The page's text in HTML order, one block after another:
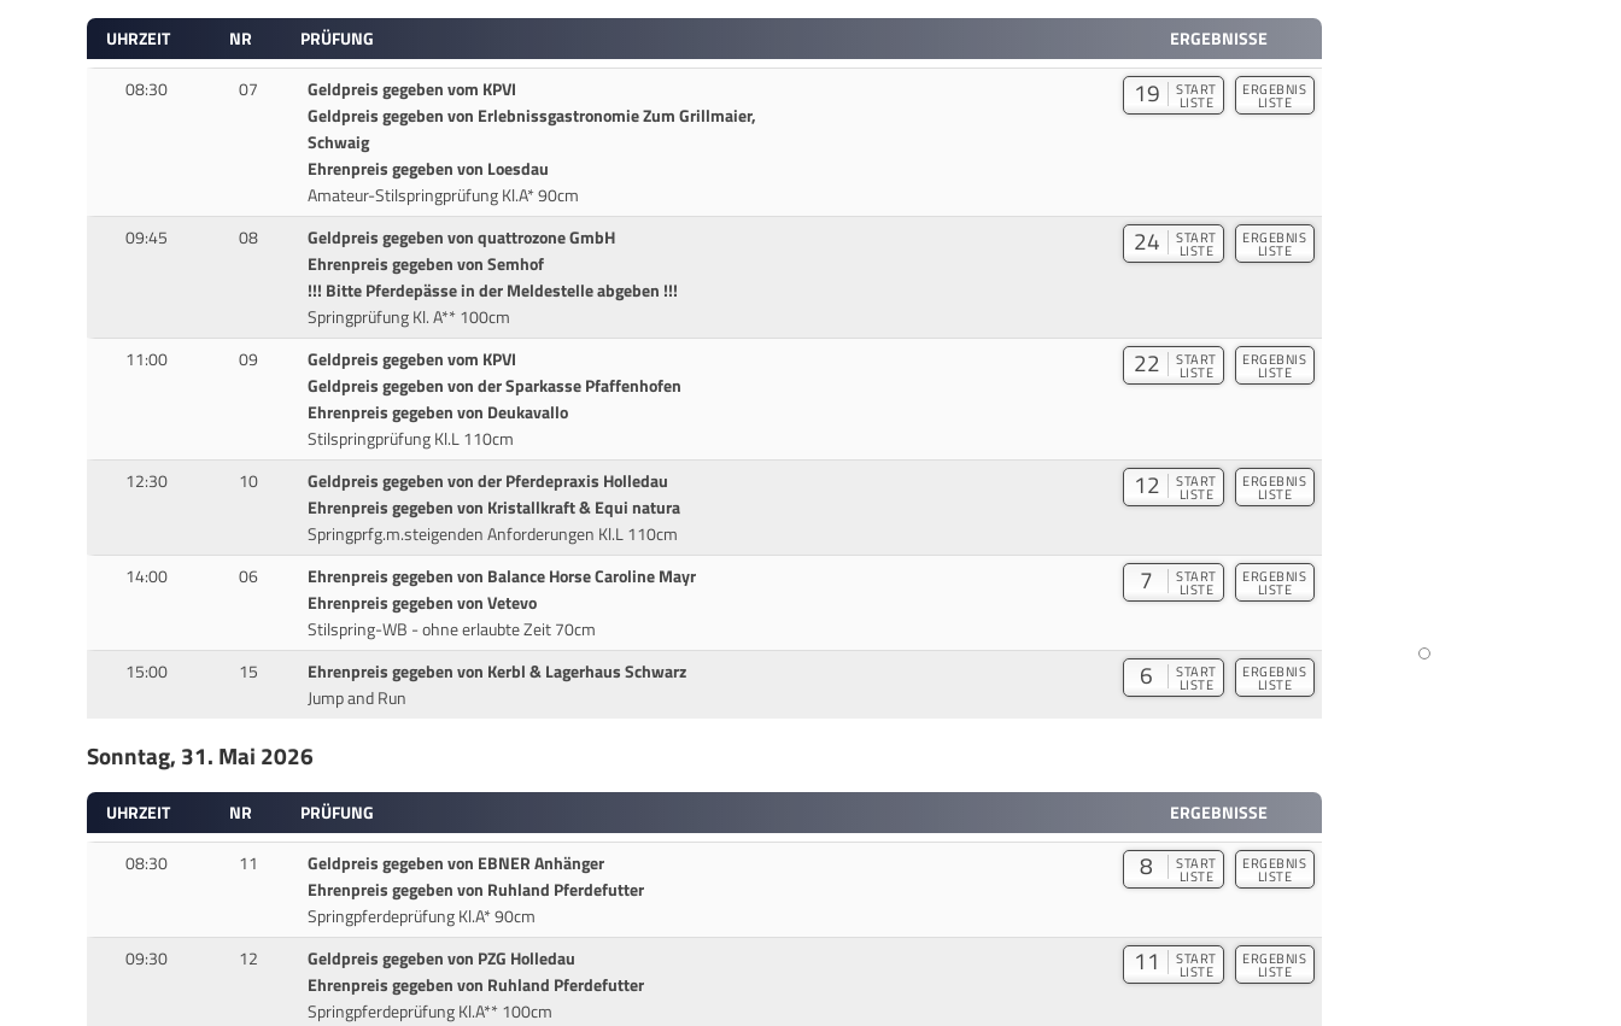
UHRZEIT NR PRÜFUNG
ERGEBNISSE
08:30
07
Geldpreis gegeben vom KPVI
Geldpreis gegeben von Erlebnissgastronomie Zum Grillmaier,
Schwaig
Ehrenpreis gegeben von Loesdau
Amateur-Stilspringprüfung Kl.A* 90cm
19 START
LISTE
ERGEBNIS
LISTE
09:45 08
Geldpreis gegeben von quattrozone GmbH
Ehrenpreis gegeben von Semhof
!!! Bitte Pferdepässe in der Meldestelle abgeben !!!
Springprüfung Kl. A** 100cm
24 START
LISTE
ERGEBNIS
LISTE
11:00 09
Geldpreis gegeben vom KPVI
Geldpreis gegeben von der Sparkasse Pfaffenhofen
Ehrenpreis gegeben von Deukavallo
Stilspringprüfung Kl.L 110cm
22 START
LISTE
ERGEBNIS
LISTE
12:30 10
Geldpreis gegeben von der Pferdepraxis Holledau
Ehrenpreis gegeben von Kristallkraft & Equi natura
Springprfg.m.steigenden Anforderungen Kl.L 110cm
12 START
LISTE
ERGEBNIS
LISTE
14:00 06
Ehrenpreis gegeben von Balance Horse Caroline Mayr
Ehrenpreis gegeben von Vetevo
Stilspring-WB - ohne erlaubte Zeit 70cm
7 START
LISTE
ERGEBNIS
LISTE
15:00 15
Ehrenpreis gegeben von Kerbl & Lagerhaus Schwarz
Jump and Run
6 START
LISTE
ERGEBNIS
LISTE
Sonntag, 31. Mai 2026
UHRZEIT NR PRÜFUNG
ERGEBNISSE
08:30
11
Geldpreis gegeben von EBNER Anhänger
Ehrenpreis gegeben von Ruhland Pferdefutter
Springpferdeprüfung Kl.A* 90cm
8 START
LISTE
ERGEBNIS
LISTE
09:30 12
Geldpreis gegeben von PZG Holledau
Ehrenpreis gegeben von Ruhland Pferdefutter
Springpferdeprüfung Kl.A** 100cm
11 START
LISTE
ERGEBNIS
LISTE